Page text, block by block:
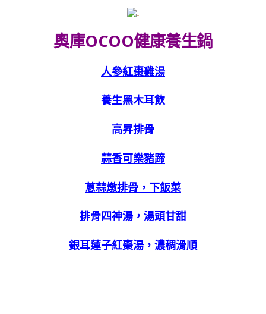
奧庫OCOO健康養生鍋
人參紅棗雞湯
養生黑木耳飲
高昇排骨
蒜香可樂豬蹄
蔥蒜燉排骨，下飯菜
排骨四神湯，湯頭甘甜
銀耳蓮子紅棗湯，濃稠滑順